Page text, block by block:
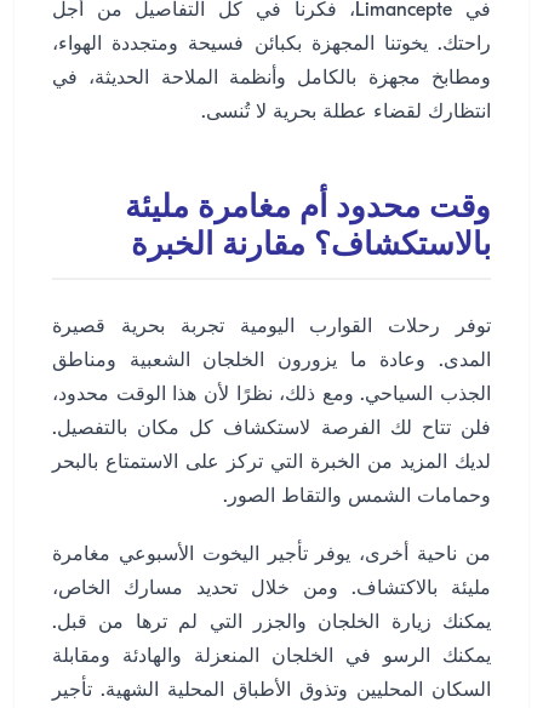
في Limancepte، فكرنا في كل التفاصيل من أجل
راحتك. يخوتنا المجهزة بكبائن فسيحة ومتجددة الهواء،
ومطابخ مجهزة بالكامل وأنظمة الملاحة الحديثة، في
انتظارك لقضاء عطلة بحرية لا تُنسى.
وقت محدود أم مغامرة مليئة
بالاستكشاف؟ مقارنة الخبرة
توفر رحلات القوارب اليومية تجربة بحرية قصيرة
المدى. وعادة ما يزورون الخلجان الشعبية ومناطق
الجذب السياحي. ومع ذلك، نظرًا لأن هذا الوقت محدود،
فلن تتاح لك الفرصة لاستكشاف كل مكان بالتفصيل.
لديك المزيد من الخبرة التي تركز على الاستمتاع بالبحر
وحمامات الشمس والتقاط الصور.
من ناحية أخرى، يوفر تأجير اليخوت الأسبوعي مغامرة
مليئة بالاكتشاف. ومن خلال تحديد مسارك الخاص،
يمكنك زيارة الخلجان والجزر التي لم ترها من قبل.
يمكنك الرسو في الخلجان المنعزلة والهادئة ومقابلة
السكان المحليين وتذوق الأطباق المحلية الشهية. تأجير